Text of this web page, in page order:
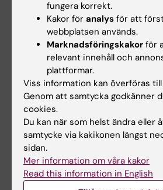
Samordnare
Marie Halvorsen
Assisterande lektor,
utresande
Telefon:
+46852488875
E-post:
marie.halvorsen@ki.se
fungera korrekt.
Kakor för analys för att
webbplatsen används.
Marknadsföringskakor för
relevant innehåll och
plattformar.
Viss information kan överföras
Genom att samtycka godkänner
cookies.
Du kan när som helst ändra eller
samtycke via kakikonen längst
sidan.
Mer information om våra kakor
Read this information in English